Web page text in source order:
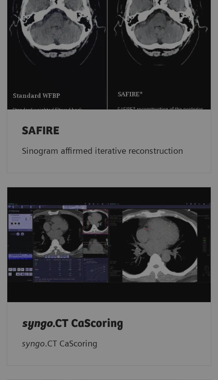
SAFIRE
Sinogram affirmed iterative reconstruction
syngo.CT CaScoring
syngo.CT CaScoring